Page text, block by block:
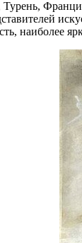
наиболее